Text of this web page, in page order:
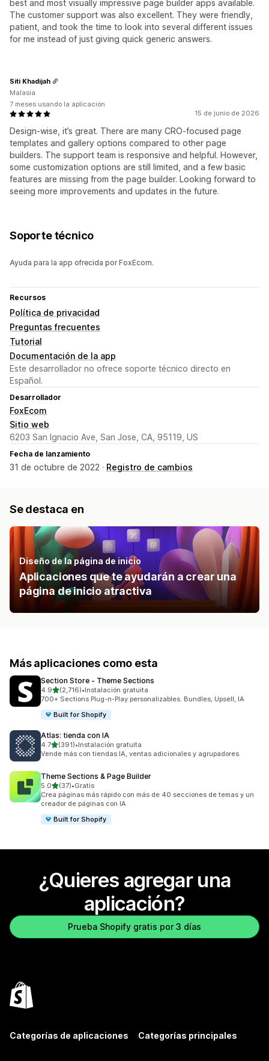
best and most visually impressive page builder apps available.
The customer support was also excellent. They were friendly,
patient, and took the time to look into several different issues
for me instead of just giving quick generic answers.
15 de junio de 2026
Design-wise, it’s great. There are many CRO-focused page
templates and gallery options compared to other page
builders. The support team is responsive and helpful. However,
some customization options are still limited, and a few basic
features are missing from the page builder. Looking forward to
seeing more improvements and updates in the future.
Siti Khadijah
Malasia
7 meses usando la aplicación
Soporte técnico
Ayuda para la app ofrecida por FoxEcom.
Recursos
Política de privacidad
Preguntas frecuentes
Tutorial
Documentación de la app
Este desarrollador no ofrece soporte técnico directo en
Español.
Desarrollador
FoxEcom
Sitio web
6203 San Ignacio Ave, San Jose, CA, 95119, US
Fecha de lanzamiento
31 de octubre de 2022 · Registro de cambios
Se destaca en
Diseño de la página de inicio
Aplicaciones que te ayudarán a crear una
página de inicio atractiva
Más aplicaciones como esta
Section Store ‑ Theme Sections
4.9de 5 estrellas
(2,716)
2716 reseñas en total
•Instalación gratuita
700+ Sections Plug-n-Play personalizables. Bundles, Upsell, IA
Built for Shopify
Atlas: tienda con IA
4.7de 5 estrellas
(391)
391 reseñas en total
•Instalación gratuita
Vende más con tiendas IA, ventas adicionales y agrupadores.
Theme Sections & Page Builder
5.0de 5 estrellas
(37)
37 reseñas en total
•Gratis
Crea páginas más rápido con más de 40 secciones de temas y un
creador de páginas con IA
Built for Shopify
¿Quieres agregar una
aplicación?
Prueba Shopify gratis por 3 días
Categorías de aplicaciones Categorías principales